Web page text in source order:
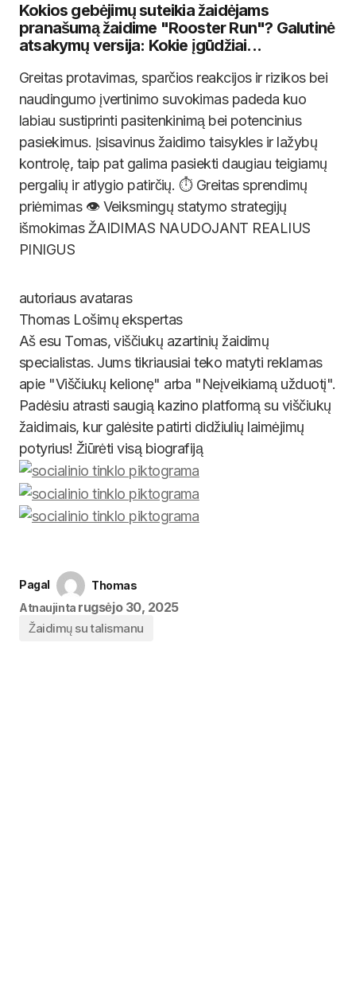
Kokios gebėjimų suteikia žaidėjams
pranašumą žaidime "Rooster Run"? Galutinė
atsakymų versija: Kokie įgūdžiai...
Greitas protavimas, sparčios reakcijos ir rizikos bei
naudingumo įvertinimo suvokimas padeda kuo
labiau sustiprinti pasitenkinimą bei potencinius
pasiekimus. Įsisavinus žaidimo taisykles ir lažybų
kontrolę, taip pat galima pasiekti daugiau teigiamų
pergalių ir atlygio patirčių. ⏱️ Greitas sprendimų
priėmimas 👁️ Veiksmingų statymo strategijų
išmokimas ŽAIDIMAS NAUDOJANT REALIUS
PINIGUS
Thomas Lošimų ekspertas
Aš esu Tomas, viščiukų azartinių žaidimų
specialistas. Jums tikriausiai teko matyti reklamas
apie "Viščiukų kelionę" arba "Neįveikiamą užduotį".
Padėsiu atrasti saugią kazino platformą su viščiukų
žaidimais, kur galėsite patirti didžiulių laimėjimų
potyrius! Žiūrėti visą biografiją
Pagal
Thomas
Atnaujinta rugsėjo 30, 2025
Žaidimų su talismanu